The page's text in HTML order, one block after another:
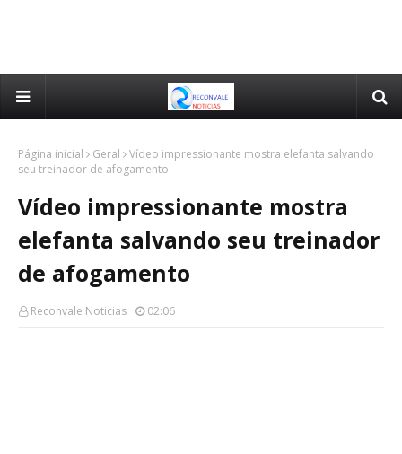
Página inicial Geral
Vídeo impressionante mostra elefanta salvando
seu treinador de afogamento
Vídeo impressionante mostra
elefanta salvando seu treinador
de afogamento
Reconvale Noticias 02:06